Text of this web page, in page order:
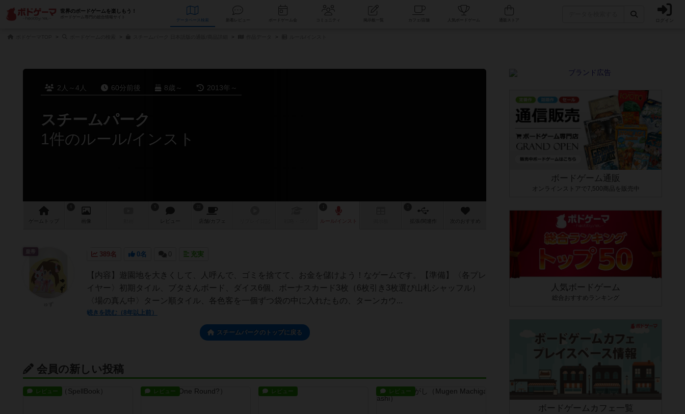
世界のボードゲームを楽しもう！
ボードゲーム専門の総合情報サイト
データベース コミュニティ 人気ボードゲーム ログイン
2人～4人 60分前後 8歳～ 2013年～
スチームパーク
1件のルール/インスト
ゲーム 画像 レビュー 店舗/ カフェ 作 次のおすすめ
389名 0名 0 充実
【内容】遊園地を大きくして、人呼んで、ゴミを捨てて、お金を儲けよう！なゲームです。【準備】〈各プレ
イヤー〉初期タイル、ブタさんボード、ダイス6個、ボーナスカード3枚（6枚引き3枚選び山札シャッフル）
〈場の真ん中〉ターン順タイル、各色客を一個ずつ袋の中に入れたもの、ターンカウ...
続きを読む（8年以上前）
皇帝
スチームパークのトップに戻る
会員の新しい投稿
レビュー レビュー レビュー レビュー
ボードゲーム通販
オンラインストアで7,500商品を販売中
人気ボードゲーム
総合おすすめランキング
ボードゲームカフェ一覧